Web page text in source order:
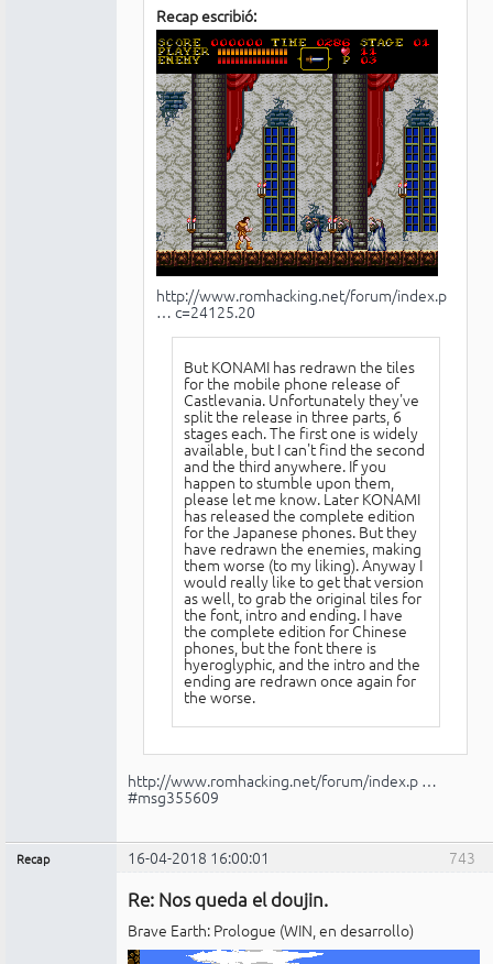
Recap escribió:
http://www.romhacking.net/forum/index.p
… c=24125.20
But KONAMI has redrawn the tiles
for the mobile phone release of
Castlevania. Unfortunately they've
split the release in three parts, 6
stages each. The first one is widely
available, but I can't find the second
and the third anywhere. If you
happen to stumble upon them,
please let me know. Later KONAMI
has released the complete edition
for the Japanese phones. But they
have redrawn the enemies, making
them worse (to my liking). Anyway I
would really like to get that version
as well, to grab the original tiles for
the font, intro and ending. I have
the complete edition for Chinese
phones, but the font there is
hyeroglyphic, and the intro and the
ending are redrawn once again for
the worse.
http://www.romhacking.net/forum/index.p …
#msg355609
743
Recap 16-04-2018 16:00:01
Re: Nos queda el doujin.
Brave Earth: Prologue (WIN, en desarrollo)